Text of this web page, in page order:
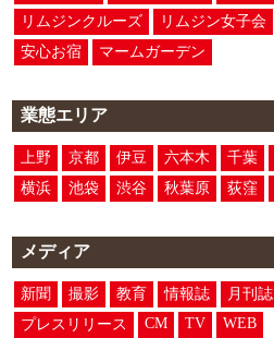
リムジンクルーズ
リムジン女子会
安心お宿
マームガーデン
業態エリア
上野 京都 伊豆 六本木 千葉
横浜
池袋 渋谷 秋葉原 荻窪
メディア
新聞 撮影 教育 情報誌 月刊誌
プレスリリース
CM TV WEB